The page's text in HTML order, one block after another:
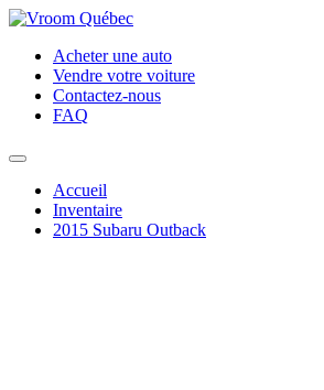
Acheter une auto
Vendre votre voiture
Contactez-nous
FAQ
Accueil
Inventaire
2015 Subaru Outback